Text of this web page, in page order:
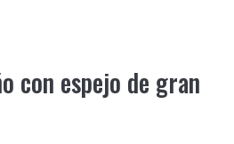
con espejo de gran